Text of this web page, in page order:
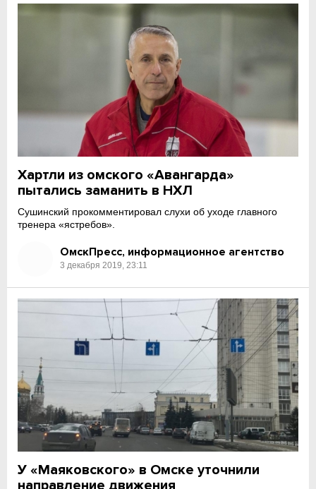
Хартли из омского «Авангарда»
пытались заманить в НХЛ
Сушинский прокомментировал слухи об уходе главного
тренера «ястребов».
ОмскПресс, информационное агентство
3 декабря 2019, 23:11
У «Маяковского» в Омске уточнили
направление движения